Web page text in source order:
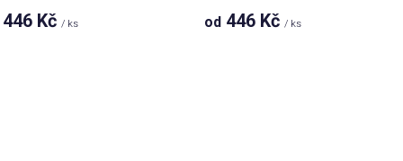
446 Kč/ ks od 446 Kč/ ks